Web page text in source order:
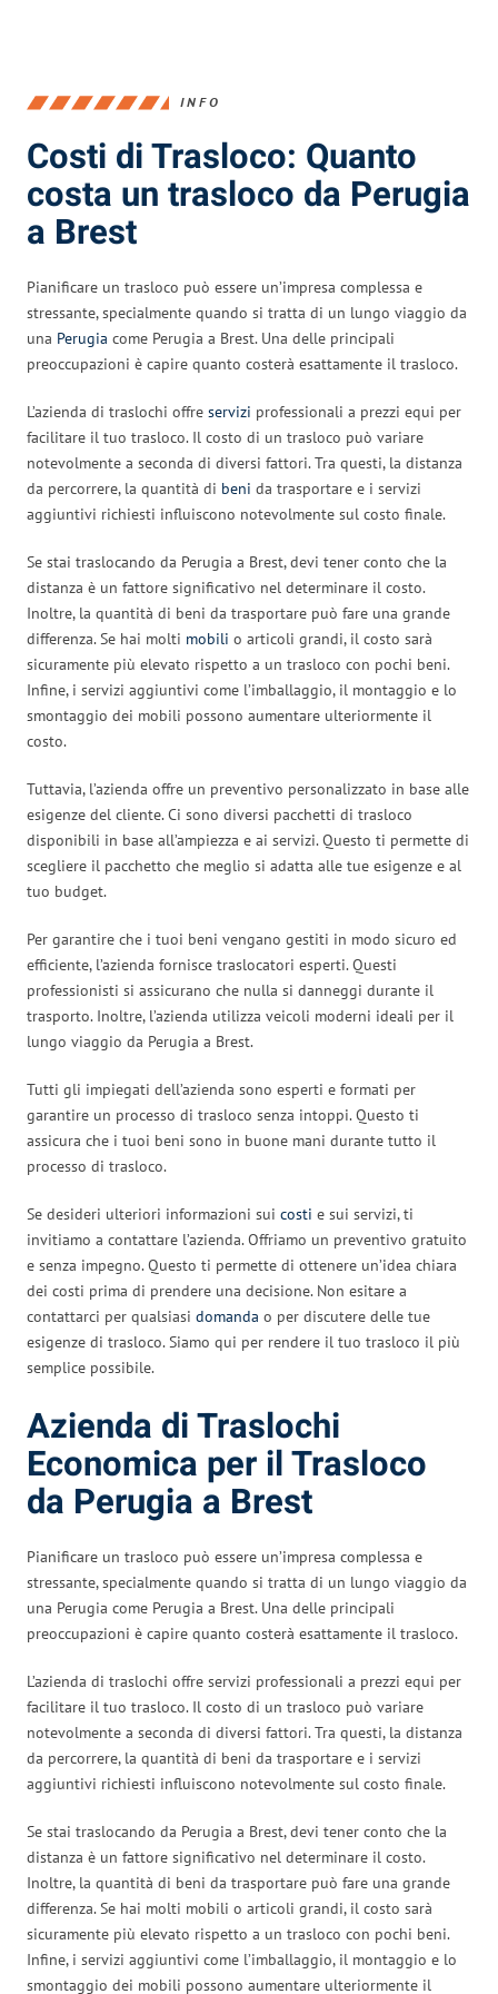
INFO
Costi di Trasloco: Quanto
costa un trasloco da Perugia
a Brest
Pianificare un trasloco può essere un’impresa complessa e
stressante, specialmente quando si tratta di un lungo viaggio da
una Perugia come Perugia a Brest. Una delle principali
preoccupazioni è capire quanto costerà esattamente il trasloco.
L’azienda di traslochi offre servizi professionali a prezzi equi per
facilitare il tuo trasloco. Il costo di un trasloco può variare
notevolmente a seconda di diversi fattori. Tra questi, la distanza
da percorrere, la quantità di beni da trasportare e i servizi
aggiuntivi richiesti influiscono notevolmente sul costo finale.
Se stai traslocando da Perugia a Brest, devi tener conto che la
distanza è un fattore significativo nel determinare il costo.
Inoltre, la quantità di beni da trasportare può fare una grande
differenza. Se hai molti mobili o articoli grandi, il costo sarà
sicuramente più elevato rispetto a un trasloco con pochi beni.
Infine, i servizi aggiuntivi come l’imballaggio, il montaggio e lo
smontaggio dei mobili possono aumentare ulteriormente il
costo.
Tuttavia, l’azienda offre un preventivo personalizzato in base alle
esigenze del cliente. Ci sono diversi pacchetti di trasloco
disponibili in base all’ampiezza e ai servizi. Questo ti permette di
scegliere il pacchetto che meglio si adatta alle tue esigenze e al
tuo budget.
Per garantire che i tuoi beni vengano gestiti in modo sicuro ed
efficiente, l’azienda fornisce traslocatori esperti. Questi
professionisti si assicurano che nulla si danneggi durante il
trasporto. Inoltre, l’azienda utilizza veicoli moderni ideali per il
lungo viaggio da Perugia a Brest.
Tutti gli impiegati dell’azienda sono esperti e formati per
garantire un processo di trasloco senza intoppi. Questo ti
assicura che i tuoi beni sono in buone mani durante tutto il
processo di trasloco.
Se desideri ulteriori informazioni sui costi e sui servizi, ti
invitiamo a contattare l’azienda. Offriamo un preventivo gratuito
e senza impegno. Questo ti permette di ottenere un’idea chiara
dei costi prima di prendere una decisione. Non esitare a
contattarci per qualsiasi domanda o per discutere delle tue
esigenze di trasloco. Siamo qui per rendere il tuo trasloco il più
semplice possibile.
Azienda di Traslochi
Economica per il Trasloco
da Perugia a Brest
Pianificare un trasloco può essere un’impresa complessa e
stressante, specialmente quando si tratta di un lungo viaggio da
una Perugia come Perugia a Brest. Una delle principali
preoccupazioni è capire quanto costerà esattamente il trasloco.
L’azienda di traslochi offre servizi professionali a prezzi equi per
facilitare il tuo trasloco. Il costo di un trasloco può variare
notevolmente a seconda di diversi fattori. Tra questi, la distanza
da percorrere, la quantità di beni da trasportare e i servizi
aggiuntivi richiesti influiscono notevolmente sul costo finale.
Se stai traslocando da Perugia a Brest, devi tener conto che la
distanza è un fattore significativo nel determinare il costo.
Inoltre, la quantità di beni da trasportare può fare una grande
differenza. Se hai molti mobili o articoli grandi, il costo sarà
sicuramente più elevato rispetto a un trasloco con pochi beni.
Infine, i servizi aggiuntivi come l’imballaggio, il montaggio e lo
smontaggio dei mobili possono aumentare ulteriormente il